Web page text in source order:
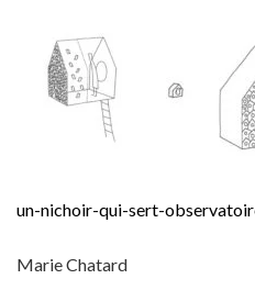
un-nichoir-qui-sert-
Marie Chatard